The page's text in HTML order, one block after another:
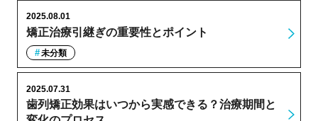
矯正治療引継ぎの重要性とポイント
2025.08.01
未分類
歯列矯正効果はいつから実感できる？治療期間と
2025.07.31